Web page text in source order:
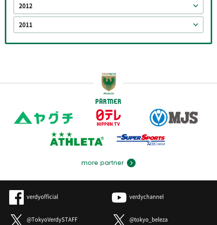
2012
2011
PARTNER
more partner
verdyofficial verdychannel
@TokyoVerdySTAFF @tokyo_beleza